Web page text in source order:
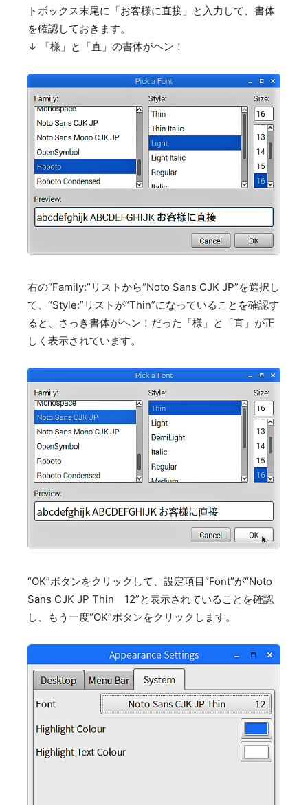
トボックス末尾に「お客様に直接」と入力して、書体
を確認しておきます。
↓ 「様」と「直」の書体がヘン！
右の“Family:”リストから“Noto Sans CJK JP”を選択し
て、“Style:”リストが“Thin”になっていることを確認す
ると、さっき書体がヘン！だった「様」と「直」が正
しく表示されています。
“OK”ボタンをクリックして、設定項目“Font”が“Noto
Sans CJK JP Thin 12”と表示されていることを確認
し、もう一度“OK”ボタンをクリックします。